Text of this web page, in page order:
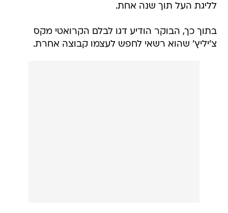
לליגת העל תוך שנה אחת.
בתוך כך, הבוקר הודיע דגו לבלם הקרואטי מקס
צ'יליץ' שהוא רשאי לחפש לעצמו קבוצה אחרת.